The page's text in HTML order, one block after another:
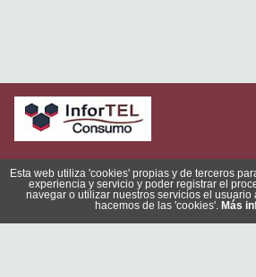
Esta web utiliza 'cookies' propias y de terceros
experiencia y servicio y poder registrar el
navegar o utilizar nuestros servicios el usuario
hacemos de las 'cookies'. Más